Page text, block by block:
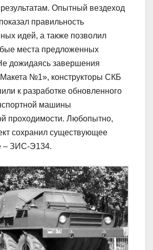
Опытный вездеход
правильность
идей, а также позволил
места предложенных
дожидаясь завершения
№1», конструкторы СКБ
к разработке обновленного
машины
проходимости. Любопытно,
сохранил существующее
– ЗИС-Э134.